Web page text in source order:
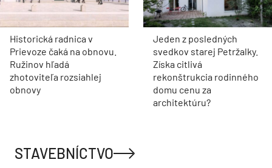
Historická radnica v
Prievoze čaká na obnovu.
Ružinov hľadá
zhotoviteľa rozsiahlej
obnovy
Jeden z posledných
svedkov starej Petržalky.
Získa citlivá
rekonštrukcia rodinného
domu cenu za
architektúru?
STAVEBNÍCTVO